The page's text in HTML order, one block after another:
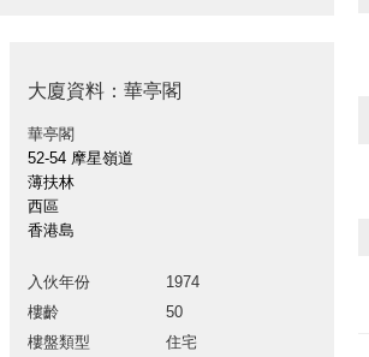
大廈資料：華亭閣
華亭閣
52-54 摩星嶺道
薄扶林
西區
香港島
入伙年份
1974
樓齡
50
樓盤類型
住宅